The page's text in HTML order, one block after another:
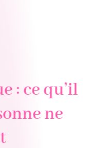
: ce qu’il
ne